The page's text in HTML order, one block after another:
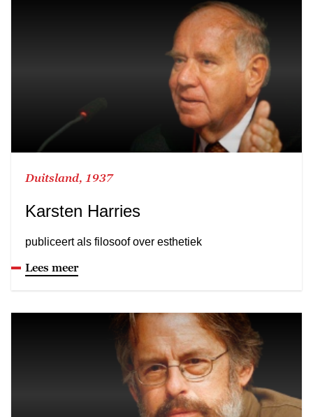
Duitsland, 1937
Karsten Harries
publiceert als filosoof over esthetiek
Lees meer